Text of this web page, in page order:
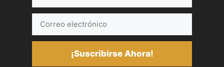
electrónico
¡Suscribirse Ahora!